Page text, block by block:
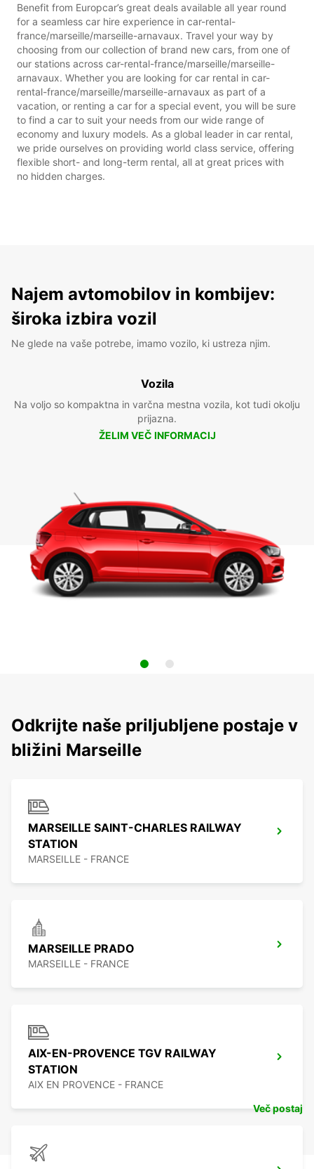
Benefit from Europcar’s great deals available all year round
for a seamless car hire experience in car-rental-
france/marseille/marseille-arnavaux. Travel your way by
choosing from our collection of brand new cars, from one of
our stations across car-rental-france/marseille/marseille-
arnavaux. Whether you are looking for car rental in car-
rental-france/marseille/marseille-arnavaux as part of a
vacation, or renting a car for a special event, you will be sure
to find a car to suit your needs from our wide range of
economy and luxury models. As a global leader in car rental,
we pride ourselves on providing world class service, offering
flexible short- and long-term rental, all at great prices with
no hidden charges.
Najem avtomobilov in kombijev:
široka izbira vozil
Ne glede na vaše potrebe, imamo vozilo, ki ustreza njim.
Vozila
Na voljo so kompaktna in varčna mestna vozila, kot tudi okolju
prijazna.
ŽELIM VEČ INFORMACIJ
Odkrijte naše priljubljene postaje v
bližini Marseille
MARSEILLE SAINT-CHARLES RAILWAY
STATION
MARSEILLE - FRANCE
MARSEILLE PRADO
MARSEILLE - FRANCE
AIX-EN-PROVENCE TGV RAILWAY
STATION
AIX EN PROVENCE - FRANCE
Več postaj